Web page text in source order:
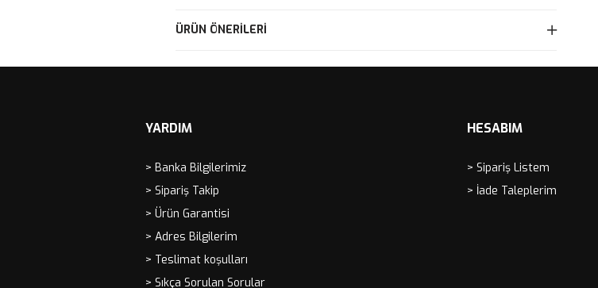
ÜRÜN ÖNERILERI
YARDIM
> Banka Bilgilerimiz
> Sipariş Takip
> Ürün Garantisi
> Adres Bilgilerim
> Teslimat koşulları
> Sıkça Sorulan Sorular
HESABIM
> Sipariş Listem
> İade Taleplerim